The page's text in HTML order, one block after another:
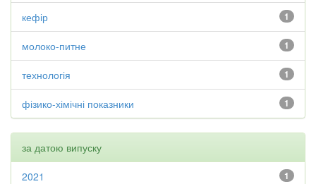
1
кефір
1
молоко-питне
1
технологія
1
фізико-хімічні показники
за датою випуску
1
2021